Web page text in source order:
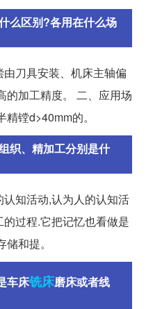
么区别?各用在什么场
刀具安装、机床主轴偏
的加工精度。 二、应用场
镗d>40mm的。
织、精加工分别是什
知活动,认为人的认知活
过程.它把记忆也看做是
和提。
车床铣床磨床或者线